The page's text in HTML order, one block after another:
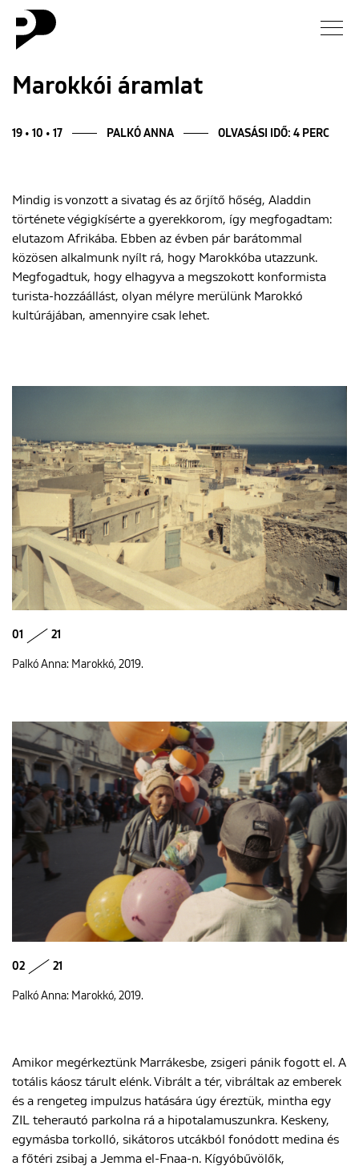
Hírek
Esszé
Blog
Rólunk
Marokkói áramlat
19 • 10 • 17 PALKÓ ANNA OLVASÁSI IDŐ: 4 PERC
Mindig is vonzott a sivatag és az őrjítő hőség, Aladdin
története végigkísérte a gyerekkorom, így megfogadtam:
elutazom Afrikába. Ebben az évben pár barátommal
közösen alkalmunk nyílt rá, hogy Marokkóba utazzunk.
Megfogadtuk, hogy elhagyva a megszokott konformista
turista-hozzáállást, olyan mélyre merülünk Marokkó
kultúrájában, amennyire csak lehet.
01 21
Palkó Anna: Marokkó, 2019.
02 21
Palkó Anna: Marokkó, 2019.
Amikor megérkeztünk Marrákesbe, zsigeri pánik fogott el. A
totális káosz tárult elénk. Vibrált a tér, vibráltak az emberek
és a rengeteg impulzus hatására úgy éreztük, mintha egy
ZIL teherautó parkolna rá a hipotalamuszunkra. Keskeny,
egymásba torkolló, sikátoros utcákból fonódott medina és
a főtéri zsibaj a Jemma el-Fnaa-n. Kígyóbűvölők,